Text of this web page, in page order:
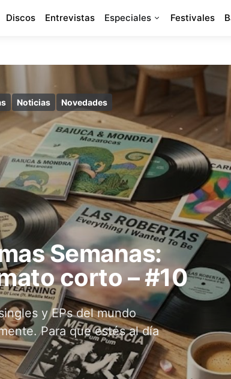
Discos Entrevistas Especiales Festivales
Noticias Novedades
Semanas:
corto – #10
y EPs del mundo
Para que estés al día